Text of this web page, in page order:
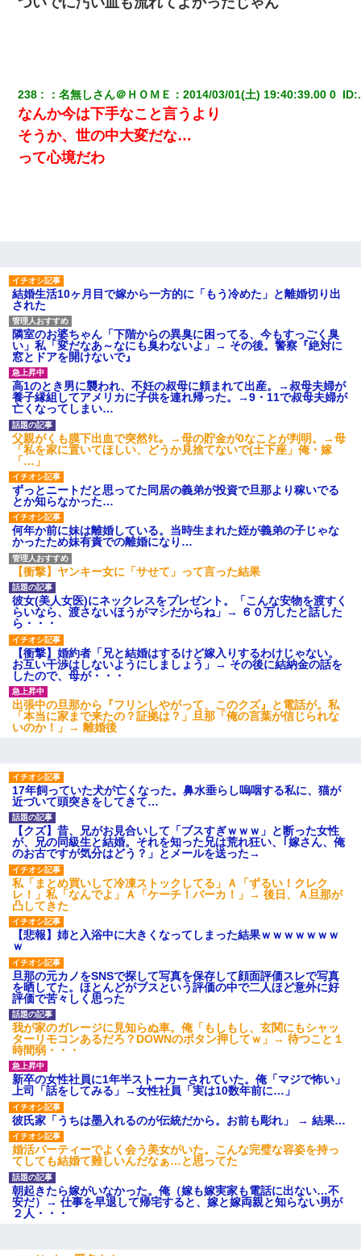
238 ：名無しさん＠ＨＯＭＥ ：2014/03/01(土) 19:40:39.00 0 ID:
なんか今は下手なこと言うより
そうか、世の中大変だな…
って心境だわ
結婚生活10ヶ月目で嫁から一方的に「もう冷めた」と離婚切り出
された
隣室のお婆ちゃん「下階からの異臭に困ってる、今もすっごく臭
い」私「変だなあ～なにも臭わないよ」→ その後。警察『絶対に
窓とドアを開けないで』
高1のとき男に襲われ、不妊の叔母に頼まれて出産。→叔母夫婦が
養子縁組してアメリカに子供を連れ帰った。→9・11で叔母夫婦が
亡くなってしまい…
父親がくも膜下出血で突然ﾀﾋ。→母の貯金が0なことが判明。→母
「私を家に置いてほしい、どうか見捨てないで(土下座」俺・嫁
「…」
ずっとニートだと思ってた同居の義弟が投資で旦那より稼いでる
とか知らなかった…
何年か前に妹は離婚している。当時生まれた姪が義弟の子じゃな
かったため妹有責での離婚になり…
【衝撃】ヤンキー女に「サせて」って言った結果
彼女(美人女医)にネックレスをプレゼント。「こんな安物を渡すく
らいなら、渡さないほうがマシだからね」→ ６０万したと話した
ら・・・
【衝撃】婚約者「兄と結婚はするけど嫁入りするわけじゃない。
お互い干渉はしないようにしましょう」→ その後に結納金の話を
したので、母が・・・
出張中の旦那から『フリンしやがって、このクズ』と電話が。私
「本当に家まで来たの？証拠は？」旦那「俺の言葉が信じられな
いのか！」→ 離婚後
17年飼っていた犬が亡くなった。鼻水垂らし嗚咽する私に、猫が
近づいて頭突きをしてきて…
【クズ】昔、兄がお見合いして「ブスすぎｗｗｗ」と断った女性
が、兄の同級生と結婚。それを知った兄は荒れ狂い、｢嫁さん、俺
のお古ですが気分はどう？」とメールを送った→
私「まとめ買いして冷凍ストックしてる」Ａ「ずるい！クレク
レ！」私「なんでよ」Ａ「ケーチ！バーカ！」→ 後日、Ａ旦那が
凸してきた
【悲報】姉と入浴中に大きくなってしまった結果ｗｗｗｗｗｗｗ
ｗ
旦那の元カノをSNSで探して写真を保存して顔面評価スレで写真
を晒してた。ほとんどがブスという評価の中で二人ほど意外に好
評価で苦々しく思った
我が家のガレージに見知らぬ車。俺「もしもし、玄関にもシャッ
ターリモコンあるだろ？DOWNのボタン押してｗ」→ 待つこと１
時間弱・・・
新卒の女性社員に1年半ストーカーされていた。俺「マジで怖い」
上司「話をしてみる」→女性社員「実は10数年前に…」
彼氏家「うちは墨入れるのが伝統だから。お前も彫れ」 → 結果…
婚活パーティーでよく会う美女がいた。こんな完璧な容姿を持っ
てしても結婚て難しいんだなぁ…と思ってた
朝起きたら嫁がいなかった。俺（嫁も嫁実家も電話に出ない…不
安だ）→ 仕事を早退して帰宅すると、嫁と嫁両親と知らない男が
２人・・・